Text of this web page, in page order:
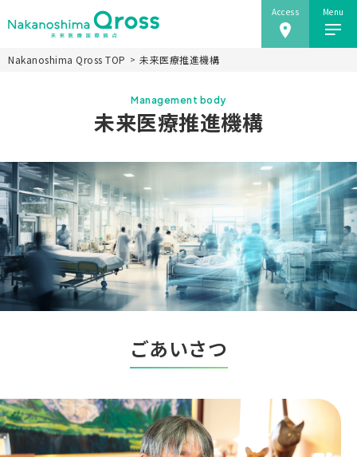
Access Menu
Nakanoshima Qrossについて
未来医療推進機構
事業紹介
ニュース
施設情報
研究会
アクセス
当ウェブサイトのご利用にあたり
JP
Nakanoshima Qross TOP 未来医療推進機構
Management body
未来医療推進機構
ごあいさつ